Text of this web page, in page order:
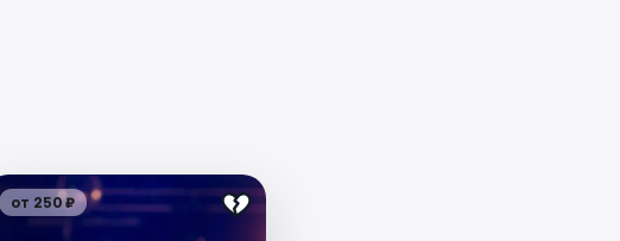
от 250 ₽